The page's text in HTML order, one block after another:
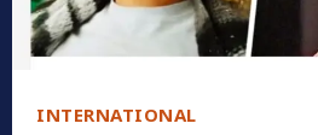
INTERNATIONAL